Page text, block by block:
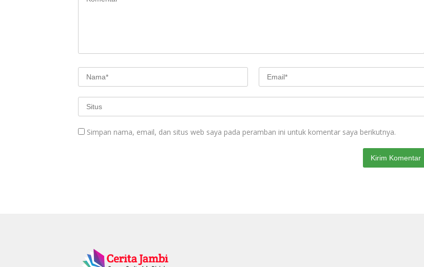
Simpan nama, email, dan situs web saya pada peramban ini untuk komentar saya berikutnya.